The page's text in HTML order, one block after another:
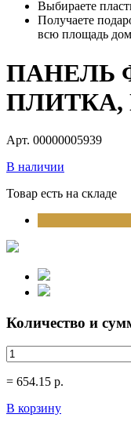
Выбираете
Получаете
всю площадь
ПАНЕЛЬ
ПЛИТКА,
Арт. 00000005939
В наличии
Товар есть на складе
Количество и
= 654.15 р.
В корзину